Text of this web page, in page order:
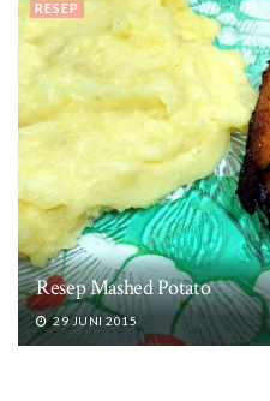
RESEP
Resep Mashed Potato
29 JUNI 2015